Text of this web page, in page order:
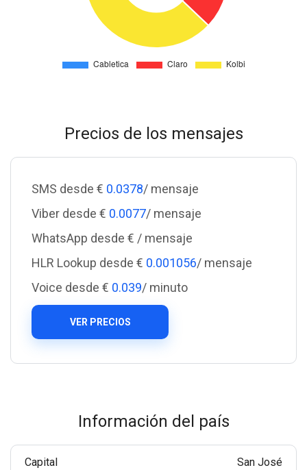
Precios de los mensajes
SMS desde € 0.0378/ mensaje
Viber desde € 0.0077/ mensaje
WhatsApp desde € / mensaje
HLR Lookup desde € 0.001056/ mensaje
Voice desde € 0.039/ minuto
VER PRECIOS
Información del país
Capital San José